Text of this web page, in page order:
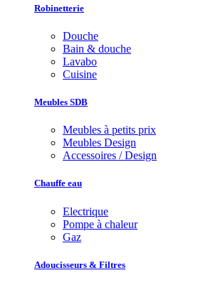
Robinetterie
Douche
Bain & douche
Lavabo
Cuisine
Meubles SDB
Meubles à petits prix
Meubles Design
Accessoires / Design
Chauffe eau
Electrique
Pompe à chaleur
Gaz
Adoucisseurs & Filtres